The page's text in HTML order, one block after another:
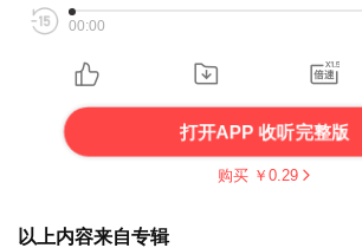
00:00
打开APP 收听完整版
购买 ￥ 0.29
以上内容来自专辑